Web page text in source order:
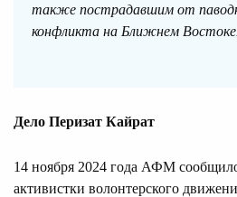
также пострадавшим от
конфликта на Ближнем
Дело Перизат Кайрат
14 ноября 2024 года АФМ
активистки волонтерского